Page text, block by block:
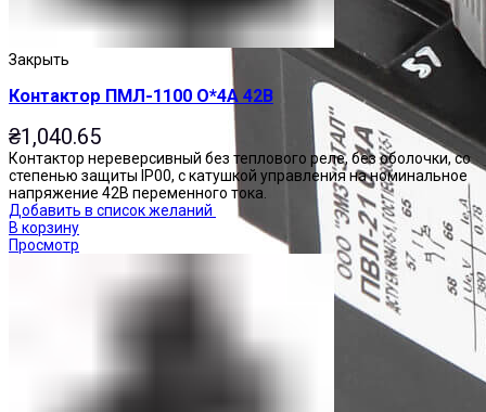
Закрыть
Контактор ПМЛ-1100 О*4А 42В
₴1,040.65
Контактор нереверсивный без теплового реле, без оболочки, со
степенью защиты IP00, с катушкой управления на номинальное
напряжение 42В переменного тока.
Добавить в список желаний
В корзину
Просмотр